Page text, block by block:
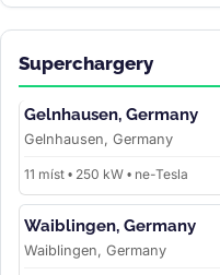
Superchargery
Gelnhausen, Germany
Gelnhausen, Germany
11 míst • 250 kW • ne-Tesla
Waiblingen, Germany
Waiblingen, Germany